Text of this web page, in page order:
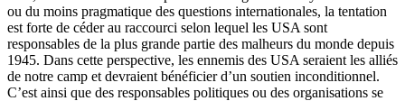
ou du moins pragmatique des questions internationales, la tentation
est forte de céder au raccourci selon lequel les USA sont
responsables de la plus grande partie des malheurs du monde depuis
1945. Dans cette perspective, les ennemis des USA seraient les alliés
de notre camp et devraient bénéficier d’un soutien inconditionnel.
C’est ainsi que des responsables politiques ou des organisations se